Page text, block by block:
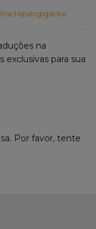
Hipergigante
na
exclusivas para sua
Por favor, tente